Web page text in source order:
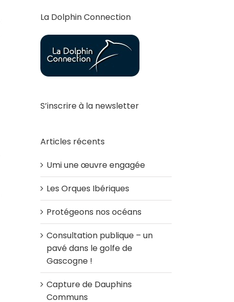
La Dolphin Connection
S’inscrire à la newsletter
Articles récents
Umi une œuvre engagée
Les Orques Ibériques
Protégeons nos océans
Consultation publique – un
pavé dans le golfe de
Gascogne !
Capture de Dauphins
Communs